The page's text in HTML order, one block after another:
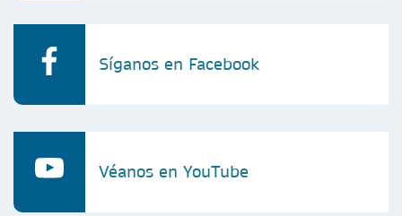
Síganos en Facebook
Véanos en YouTube